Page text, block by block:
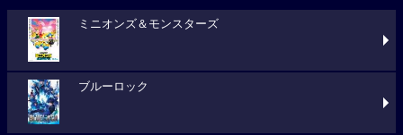
ミニオンズ＆モンスターズ
ブルーロック